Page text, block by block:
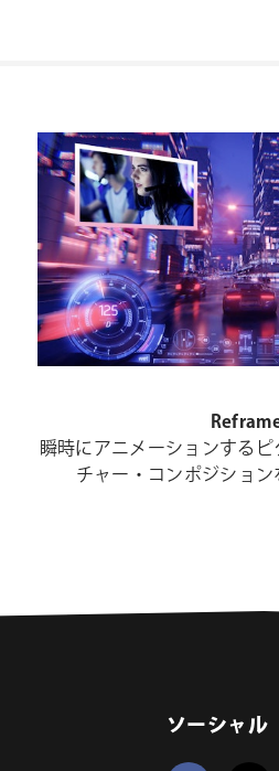
瞬時にアニメーションする
チャー・コンポジション
ソーシャル